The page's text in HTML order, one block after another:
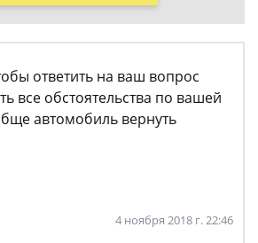
ответить на ваш вопрос
все обстоятельства по вашей
автомобиль вернуть
4 ноября 2018 г. 22:46